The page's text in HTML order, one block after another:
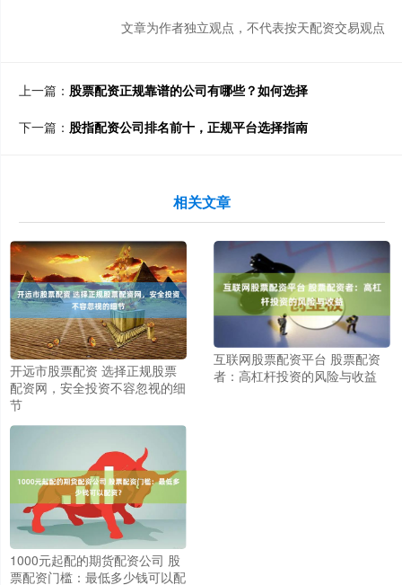
文章为作者独立观点，不代表按天配资交易观点
上一篇： 股票配资正规靠谱的公司有哪些？如何选择
下一篇： 股指配资公司排名前十，正规平台选择指南
相关文章
开远市股票配资 选择正规股票
配资网，安全投资不容忽视的细
节
互联网股票配资平台 股票配资
者：高杠杆投资的风险与收益
1000元起配的期货配资公司 股
票配资门槛：最低多少钱可以配